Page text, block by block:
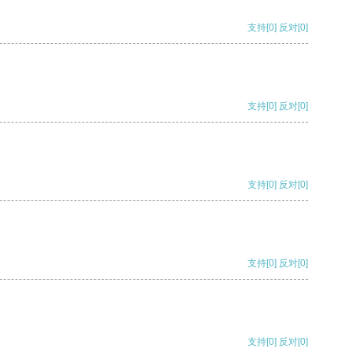
支持[0] 反对[0]
支持[0] 反对[0]
支持[0] 反对[0]
支持[0] 反对[0]
支持[0] 反对[0]